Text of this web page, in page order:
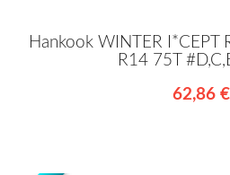
Hankook WINTER
R14 75T
62,86 €